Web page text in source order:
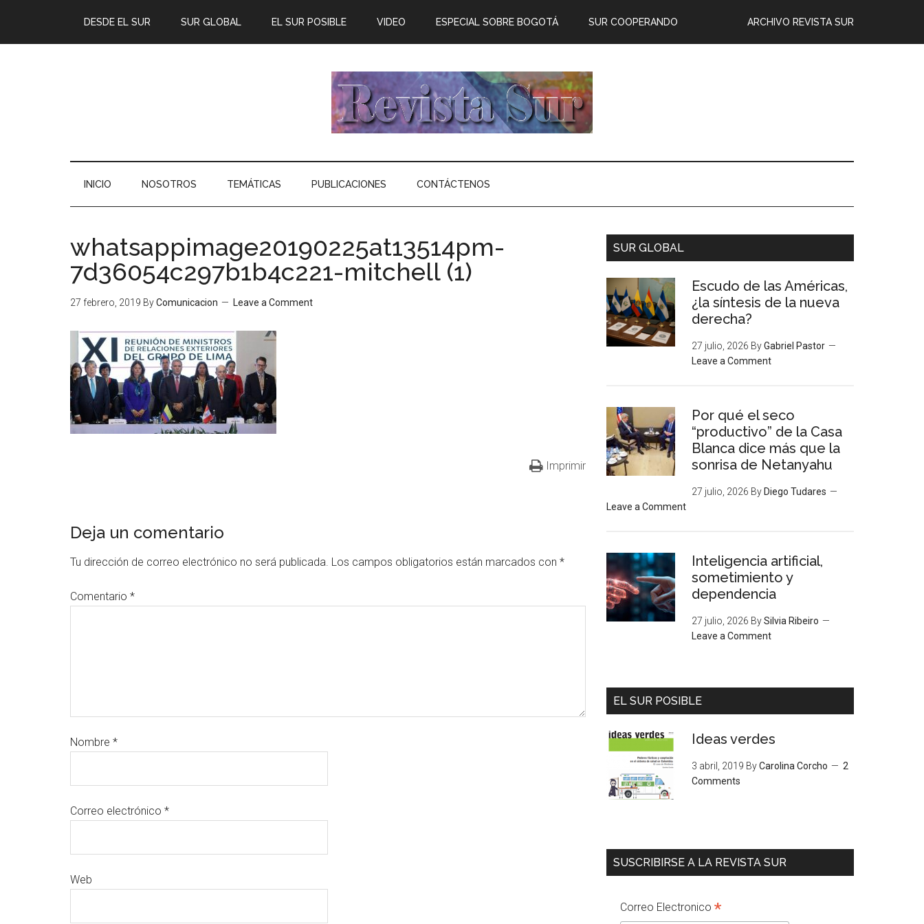
DESDE EL SUR SUR GLOBAL EL SUR POSIBLE ARCHIVO REVISTA SUR
VIDEO ESPECIAL SOBRE BOGOTÁ SUR COOPERANDO
INICIO NOSOTROS TEMÁTICAS PUBLICACIONES CONTÁCTENOS
whatsappimage20190225at13514pm-
7d36054c297b1b4c221-mitchell (1)
27 febrero, 2019 ByComunicacion Leave a Comment
Imprimir
Deja un comentario
Tu dirección de correo electrónico no será publicada. Los campos obligatorios están marcados con *
Comentario *
Nombre *
Correo electrónico *
Web
SUR GLOBAL
Escudo de las Américas,
¿la síntesis de la nueva
derecha?
27 julio, 2026 ByGabriel Pastor
Leave a Comment
Por qué el seco
“productivo” de la Casa
Blanca dice más que la
sonrisa de Netanyahu
27 julio, 2026 By Diego Tudares
Leave a Comment
Inteligencia artificial,
sometimiento y
dependencia
27 julio, 2026 BySilvia Ribeiro
Leave a Comment
EL SUR POSIBLE
Ideas verdes
3 abril, 2019 ByCarolina Corcho
2
Comments
SUSCRIBIRSE A LA REVISTA SUR
Correo Electronico *